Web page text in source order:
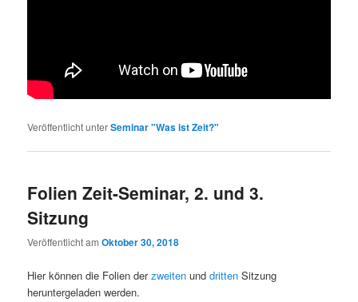
Veröffentlicht unterSeminar "Was ist Zeit?"
Folien Zeit-Seminar, 2. und 3.
Sitzung
Veröffentlicht amOktober 30, 2018
Hier können die Folien derzweiten unddritten Sitzung
heruntergeladen werden.